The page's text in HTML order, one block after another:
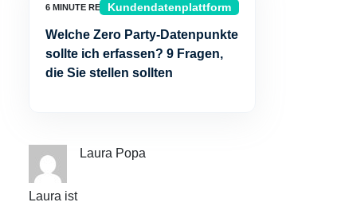
Kundendatenplattform
Welche Zero Party-Datenpunkte
sollte ich erfassen? 9 Fragen,
die Sie stellen sollten
Laura Popa
Laura ist